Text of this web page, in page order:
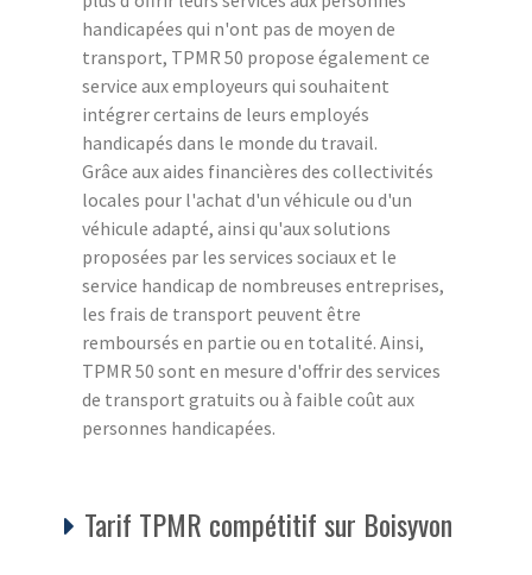
handicapées qui n'ont pas de moyen de
transport, TPMR 50 propose également ce
service aux employeurs qui souhaitent
intégrer certains de leurs employés
handicapés dans le monde du travail.
Grâce aux aides financières des collectivités
locales pour l'achat d'un véhicule ou d'un
véhicule adapté, ainsi qu'aux solutions
proposées par les services sociaux et le
service handicap de nombreuses entreprises,
les frais de transport peuvent être
remboursés en partie ou en totalité. Ainsi,
TPMR 50 sont en mesure d'offrir des services
de transport gratuits ou à faible coût aux
personnes handicapées.
Tarif TPMR compétitif sur Boisyvon